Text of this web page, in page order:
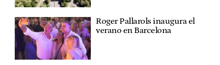
Roger Pallarols inaugura el
verano en Barcelona